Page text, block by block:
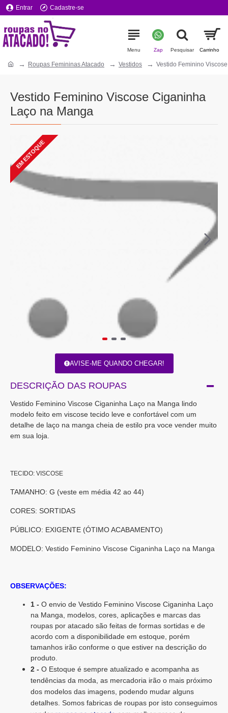
Entrar Cadastre-se
Roupas Femininas Atacado Vestidos Vestido Feminino
Vestido Feminino Viscose Ciganinha
Laço na Manga
EM ESTOQUE
AVISE-ME QUANDO CHEGAR!
DESCRIÇÃO DAS ROUPAS
Vestido Feminino Viscose Ciganinha Laço na Manga lindo
modelo feito em viscose tecido leve e confortável com um
detalhe de laço na manga cheia de estilo pra voce vender muito
em sua loja.
TECIDO: VISCOSE
TAMANHO: G (veste em média 42 ao 44)
CORES: SORTIDAS
PÚBLICO: EXIGENTE (ÓTIMO ACABAMENTO)
MODELO: Vestido Feminino Viscose Ciganinha Laço na Manga
OBSERVAÇÕES:
1 - O envio de Vestido Feminino Viscose Ciganinha Laço
na Manga, modelos, cores, aplicações e marcas das
roupas por atacado são feitas de formas sortidas e de
acordo com a disponibilidade em estoque, porém
tamanhos irão conforme o que estiver na descrição do
produto.
2 - O Estoque é sempre atualizado e acompanha as
tendências da moda, as mercadoria irão o mais próximo
dos modelos das imagens, podendo mudar alguns
detalhes. Somos fabricas de roupas por isto conseguimos